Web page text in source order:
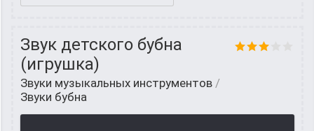
Звук детского бубна
(игрушка)
Звуки музыкальных инструментов /
Звуки бубна